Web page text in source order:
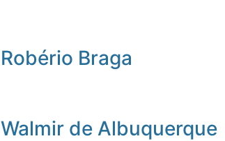
Robério Braga
Walmir de Albuquerque